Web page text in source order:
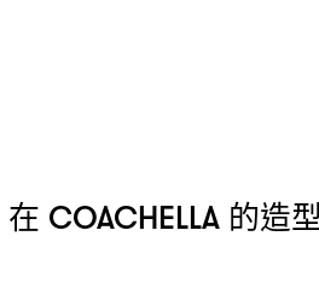
在 COACHELLA 的造